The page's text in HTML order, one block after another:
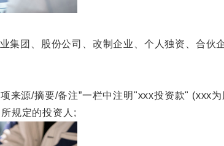
团、股份公司、改制企业、个人独资、合伙企
源/摘要/备注”一栏中注明"xxx投资款" (xxx为
规定的投资人;